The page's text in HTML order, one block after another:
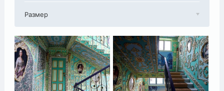
Размер